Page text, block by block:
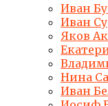
Иван
Иван
Яков
Нина
Иван